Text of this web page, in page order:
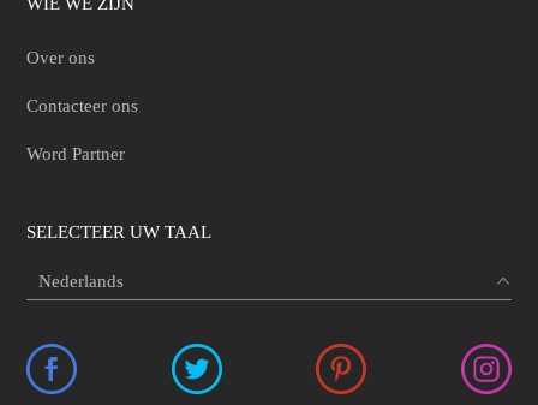
WIE WE ZIJN
Over ons
Contacteer ons
Word Partner
SELECTEER UW TAAL